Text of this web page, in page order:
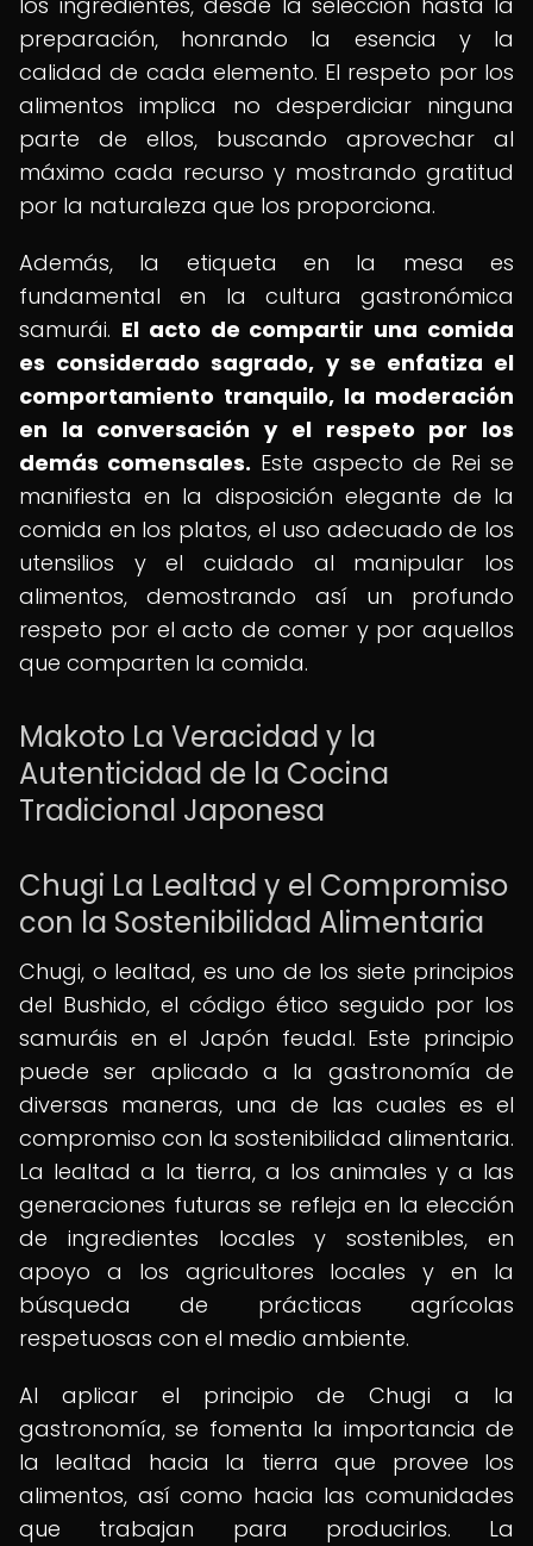
preparación, honrando la esencia y la
calidad de cada elemento. El respeto por los
alimentos implica no desperdiciar ninguna
parte de ellos, buscando aprovechar al
máximo cada recurso y mostrando gratitud
por la naturaleza que los proporciona.
Además, la etiqueta en la mesa es
fundamental en la cultura gastronómica
samurái. El acto de compartir una comida
es considerado sagrado, y se enfatiza el
comportamiento tranquilo, la moderación
en la conversación y el respeto por los
demás comensales. Este aspecto de Rei se
manifiesta en la disposición elegante de la
comida en los platos, el uso adecuado de los
utensilios y el cuidado al manipular los
alimentos, demostrando así un profundo
respeto por el acto de comer y por aquellos
que comparten la comida.
Makoto La Veracidad y la
Autenticidad de la Cocina
Tradicional Japonesa
Chugi La Lealtad y el Compromiso
con la Sostenibilidad Alimentaria
Chugi, o lealtad, es uno de los siete principios
del Bushido, el código ético seguido por los
samuráis en el Japón feudal. Este principio
puede ser aplicado a la gastronomía de
diversas maneras, una de las cuales es el
compromiso con la sostenibilidad alimentaria.
La lealtad a la tierra, a los animales y a las
generaciones futuras se refleja en la elección
de ingredientes locales y sostenibles, en
apoyo a los agricultores locales y en la
búsqueda de prácticas agrícolas
respetuosas con el medio ambiente.
Al aplicar el principio de Chugi a la
gastronomía, se fomenta la importancia de
la lealtad hacia la tierra que provee los
alimentos, así como hacia las comunidades
que trabajan para producirlos. La